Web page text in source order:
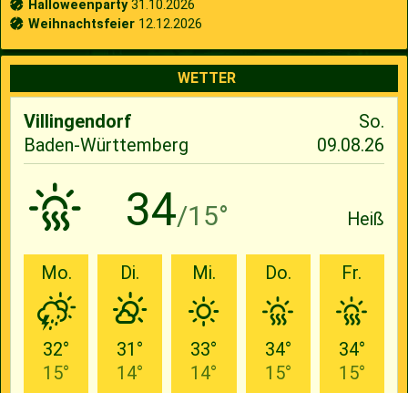
Halloweenparty31.10.2026
Weihnachtsfeier 12.12.2026
WETTER